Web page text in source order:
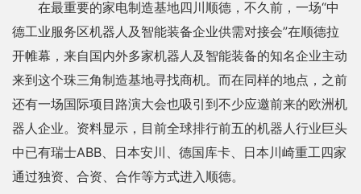
在最重要的家电制造基地四川顺德，不久前，一场“中
德工业服务区机器人及智能装备企业供需对接会”在顺德拉
开帷幕，来自国内外多家机器人及智能装备的知名企业主动
来到这个珠三角制造基地寻找商机。而在同样的地点，之前
还有一场国际项目路演大会也吸引到不少应邀前来的欧洲机
器人企业。资料显示，目前全球排行前五的机器人行业巨头
中已有瑞士ABB、日本安川、德国库卡、日本川崎重工四家
通过独资、合资、合作等方式进入顺德。